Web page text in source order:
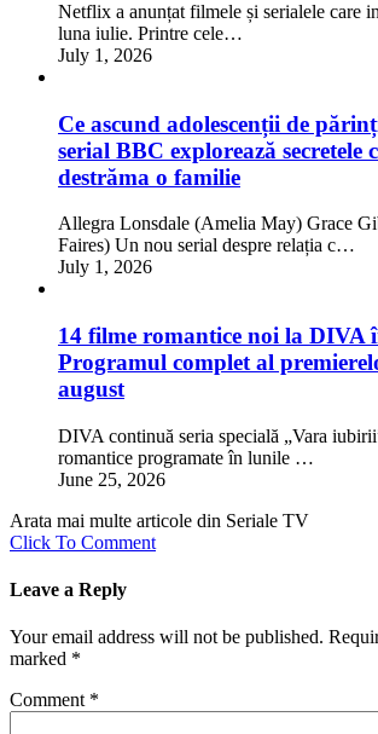
Netflix a anunțat filmele și serialele care
luna iulie. Printre cele…
July 1, 2026
Ce ascund adolescenții de
serial BBC explorează secretele
destrăma o familie
Allegra Lonsdale (Amelia May) Grace
Faires) Un nou serial despre relația c…
July 1, 2026
14 filme romantice noi la DIVA
Programul complet al
august
DIVA continuă seria specială „Vara
romantice programate în lunile …
June 25, 2026
Arata mai multe articole din Seriale TV
Click To Comment
Leave a Reply
Your email address will not be published.
marked *
Comment *